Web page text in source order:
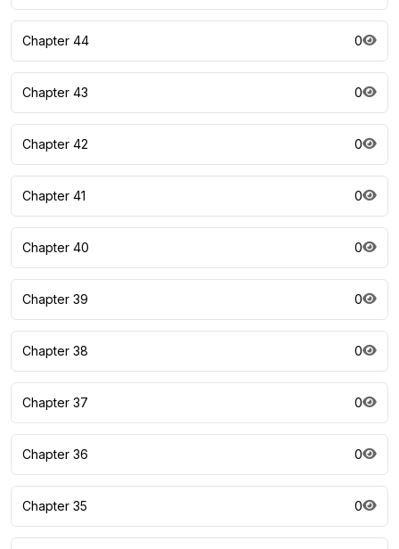
Chapter 44 0
Chapter 43 0
Chapter 42 0
Chapter 41 0
Chapter 40 0
Chapter 39 0
Chapter 38 0
Chapter 37 0
Chapter 36 0
Chapter 35 0